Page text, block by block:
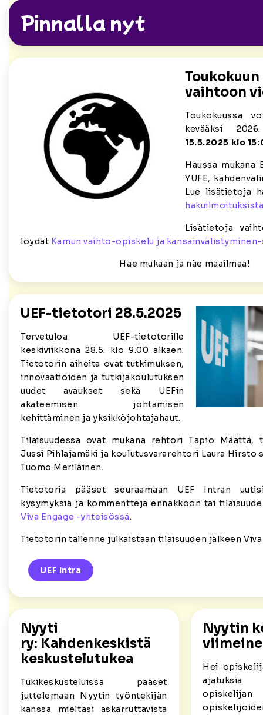
Pinnalla nyt
vaihtoon
Toukokuussa
kevääksi
15.5.2025 klo
Haussa mukana
YUFE,
Lue lisätietoja
Lisätietoja
löydät Kamun vaihto-opiskelu ja
Hae mukaan ja näe maailmaa!
UEF-tietotori 28.5.2025
Tervetuloa UEF-tietotorille
keskiviikkona 28.5. klo 9.00 alkaen.
Tietotorin aiheita ovat tutkimuksen,
innovaatioiden ja tutkijakoulutuksen
uudet avaukset sekä UEFin
akateemisen johtamisen
kehittäminen ja yksikköjohtajahaut.
Tilaisuudessa ovat mukana rehtori Tapio Määttä,
Jussi Pihlajamäki ja koulutusvararehtori Laura Hirsto
Tuomo Meriläinen.
Tietotoria pääset seuraamaan UEF Intran
kysymyksiä ja kommentteja ennakkoon tai
Viva Engage -yhteisössä.
Tietotorin tallenne julkaistaan tilaisuuden jälkeen Viva
UEF Intra
Nyyti
ry: Kahdenkeskistä
keskustelutukea
Tukikeskusteluissa pääset
juttelemaan Nyytin työntekijän
kanssa mieltäsi askarruttavista
Nyytin
Hei
ajatuksia